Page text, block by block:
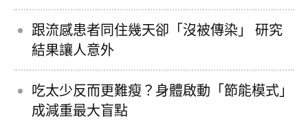
跟流感患者同住幾天卻「沒被傳染」 研究
結果讓人意外
吃太少反而更難瘦？身體啟動「節能模式」
成減重最大盲點